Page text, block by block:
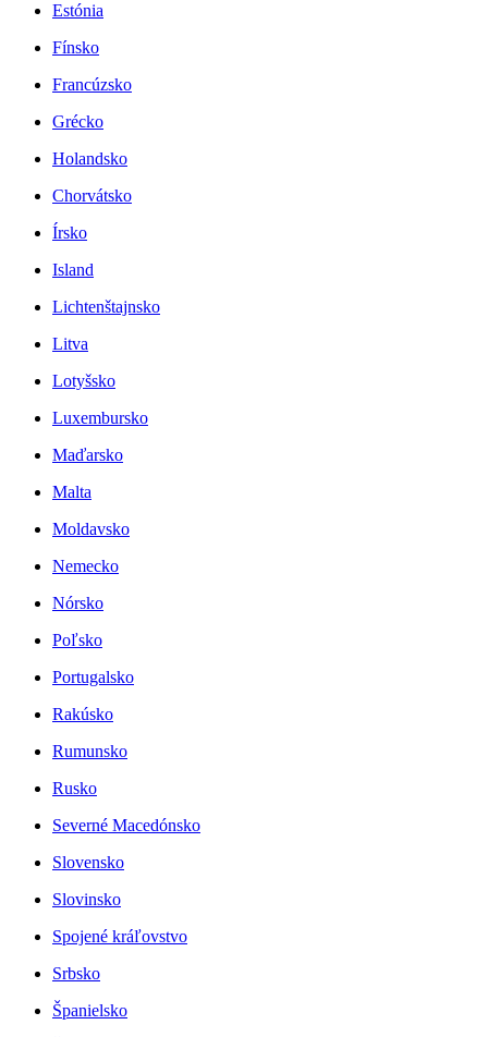
Estónia
Fínsko
Francúzsko
Grécko
Holandsko
Chorvátsko
Írsko
Island
Lichtenštajnsko
Litva
Lotyšsko
Luxembursko
Maďarsko
Malta
Moldavsko
Nemecko
Nórsko
Poľsko
Portugalsko
Rakúsko
Rumunsko
Rusko
Severné Macedónsko
Slovensko
Slovinsko
Spojené kráľovstvo
Srbsko
Španielsko